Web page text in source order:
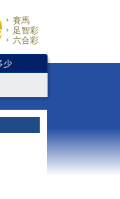
賽馬
足智彩
六合彩
少